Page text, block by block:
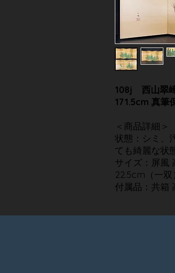
108j 西山翠
171.5cm 真筆
＜商品詳細＞
状態：シミ、
ても綺麗な状
サイズ：屏風
22.5cm（一双
付属品：共箱